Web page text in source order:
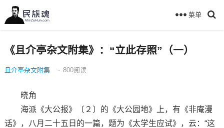
菜单
《且介亭杂文附集》：“立此存照”（一）
且介亭杂文附集 · 800阅读
晓角
海派《大公报》〔２〕的《大公园地》上，有《非庵漫
话》，八月二十五日的一篇，题为《太学生应试》，云：“这